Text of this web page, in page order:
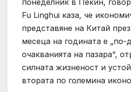
понеделник в Пекин,
Fu Linghui каза, че
представяне на Китай
месеца на годината е „по-
очакванията на пазара“,
силната жизненост и
втората по големина